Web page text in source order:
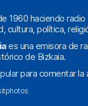
1960 haciendo
política,
es una emisora de
de Bizkaia.
para comentar la